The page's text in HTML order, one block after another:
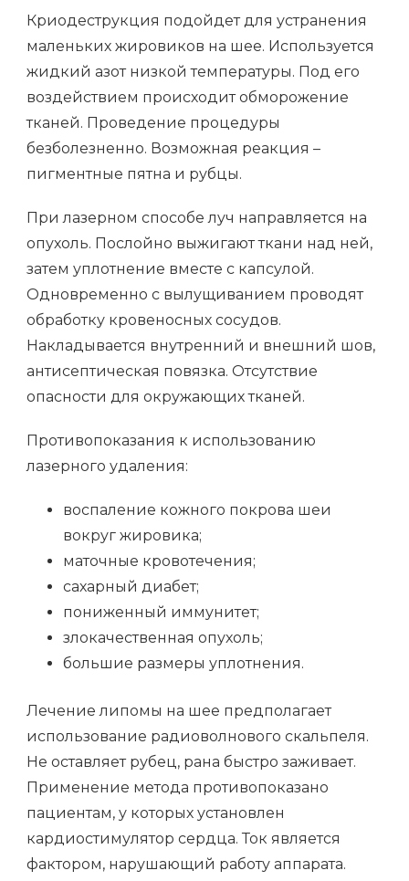
Криодеструкция подойдет для устранения
маленьких жировиков на шее. Используется
жидкий азот низкой температуры. Под его
воздействием происходит обморожение
тканей. Проведение процедуры
безболезненно. Возможная реакция –
пигментные пятна и рубцы.
При лазерном способе луч направляется на
опухоль. Послойно выжигают ткани над ней,
затем уплотнение вместе с капсулой.
Одновременно с вылущиванием проводят
обработку кровеносных сосудов.
Накладывается внутренний и внешний шов,
антисептическая повязка. Отсутствие
опасности для окружающих тканей.
Противопоказания к использованию
лазерного удаления:
воспаление кожного покрова шеи
вокруг жировика;
маточные кровотечения;
сахарный диабет;
пониженный иммунитет;
злокачественная опухоль;
большие размеры уплотнения.
Лечение липомы на шее предполагает
использование радиоволнового скальпеля.
Не оставляет рубец, рана быстро заживает.
Применение метода противопоказано
пациентам, у которых установлен
кардиостимулятор сердца. Ток является
фактором, нарушающий работу аппарата.